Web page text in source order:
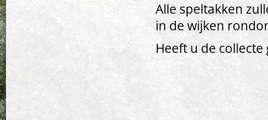
Alle speltakken
in de wijken
Heeft u de